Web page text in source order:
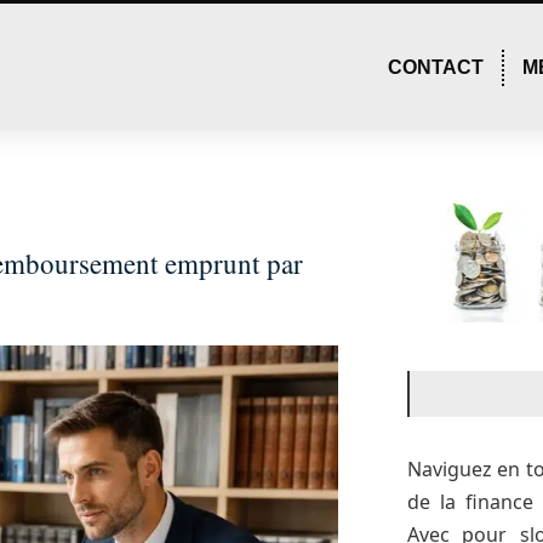
CONTACT
emprunt par
Naviguez en
de la
Avec pour